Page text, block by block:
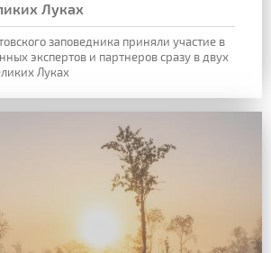
Луках
заповедника приняли участие в
экспертов и партнеров сразу в двух
Луках